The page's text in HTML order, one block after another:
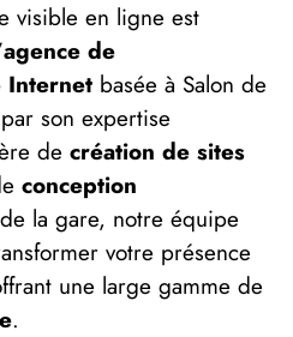
visible en ligne est
agence de
Internet basée à Salon de
son expertise
de création de sites
conception
la gare, notre équipe
votre présence
une large gamme de
.